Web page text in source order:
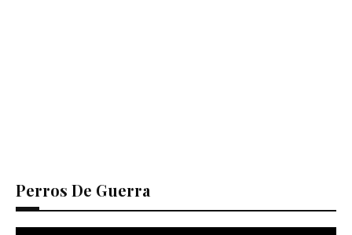
Perros De Guerra